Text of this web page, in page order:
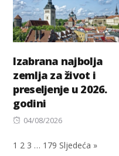
Izabrana najbolja
zemlja za život i
preseljenje u 2026.
godini
Posted
04/08/2026
1 2 3 … 179 Sljedeća »